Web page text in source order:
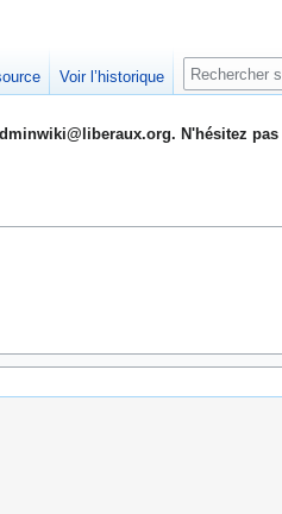
N'hésitez pas
Voir l’historique